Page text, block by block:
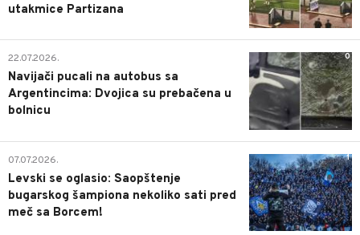
utakmice Partizana
0
22.07.2026.
Navijači pucali na autobus sa
Argentincima: Dvojica su prebačena u
bolnicu
1
07.07.2026.
Levski se oglasio: Saopštenje
bugarskog šampiona nekoliko sati pred
meč sa Borcem!